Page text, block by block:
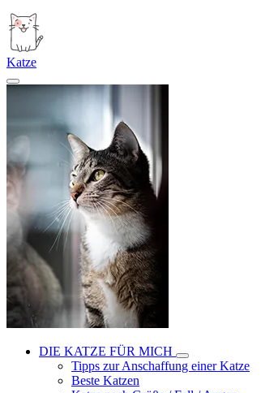
Katze
DIE KATZE FÜR MICH
Tipps zur Anschaffung einer Katze
Beste Katzen